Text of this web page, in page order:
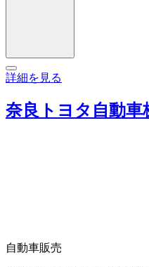
詳細を見る
奈良トヨタ自動車
自動車販売